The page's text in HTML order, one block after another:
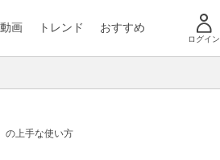
画 トレンド おすすめ
ログイン
の上手な使い方